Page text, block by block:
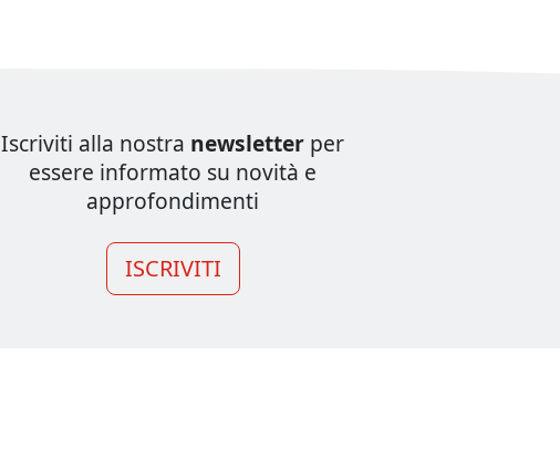
Iscriviti alla nostra newsletter per
essere informato su novità e
approfondimenti
ISCRIVITI